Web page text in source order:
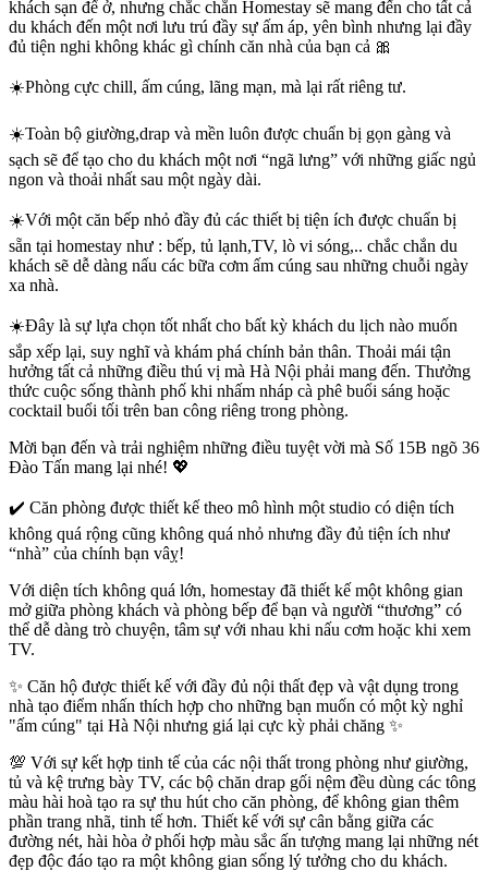
khách sạn để ở, nhưng chắc chắn Homestay sẽ mang đến cho tất cả
du khách đến một nơi lưu trú đầy sự ấm áp, yên bình nhưng lại đầy
đủ tiện nghi không khác gì chính căn nhà của bạn cả 🎀
☀️Phòng cực chill, ấm cúng, lãng mạn, mà lại rất riêng tư.
☀️Toàn bộ giường,drap và mền luôn được chuẩn bị gọn gàng và
sạch sẽ để tạo cho du khách một nơi “ngã lưng” với những giấc ngủ
ngon và thoải nhất sau một ngày dài.
☀️Với một căn bếp nhỏ đầy đủ các thiết bị tiện ích được chuẩn bị
sẵn tại homestay như : bếp, tủ lạnh,TV, lò vi sóng,.. chắc chắn du
khách sẽ dễ dàng nấu các bữa cơm ấm cúng sau những chuỗi ngày
xa nhà.
☀️Đây là sự lựa chọn tốt nhất cho bất kỳ khách du lịch nào muốn
sắp xếp lại, suy nghĩ và khám phá chính bản thân. Thoải mái tận
hưởng tất cả những điều thú vị mà Hà Nội phải mang đến. Thưởng
thức cuộc sống thành phố khi nhấm nháp cà phê buổi sáng hoặc
cocktail buổi tối trên ban công riêng trong phòng.
Mời bạn đến và trải nghiệm những điều tuyệt vời mà Số 15B ngõ 36
Đào Tấn mang lại nhé! 💖
✔️ Căn phòng được thiết kế theo mô hình một studio có diện tích
không quá rộng cũng không quá nhỏ nhưng đầy đủ tiện ích như
“nhà” của chính bạn vâỵ!
Với diện tích không quá lớn, homestay đã thiết kế một không gian
mở giữa phòng khách và phòng bếp để bạn và người “thương” có
thể dễ dàng trò chuyện, tâm sự với nhau khi nấu cơm hoặc khi xem
TV.
✨ Căn hộ được thiết kế với đầy đủ nội thất đẹp và vật dụng trong
nhà tạo điểm nhấn thích hợp cho những bạn muốn có một kỳ nghỉ
"ấm cúng" tại Hà Nội nhưng giá lại cực kỳ phải chăng ✨
💯 Với sự kết hợp tinh tế của các nội thất trong phòng như giường,
tủ và kệ trưng bày TV, các bộ chăn drap gối nệm đều dùng các tông
màu hài hoà tạo ra sự thu hút cho căn phòng, để không gian thêm
phần trang nhã, tinh tế hơn. Thiết kế với sự cân bằng giữa các
đường nét, hài hòa ở phối hợp màu sắc ấn tượng mang lại những nét
đẹp độc đáo tạo ra một không gian sống lý tưởng cho du khách.